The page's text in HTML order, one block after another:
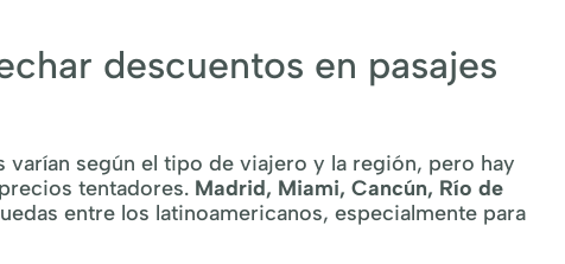
descuentos en pasajes
según el tipo de viajero y la región, pero hay
tentadores. Madrid, Miami, Cancún, Río de
entre los latinoamericanos, especialmente para